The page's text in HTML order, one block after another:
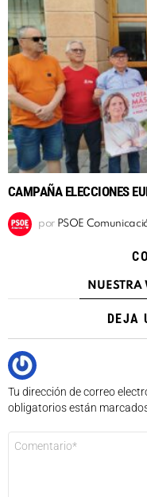
CAMPAÑA ELECCIONES
por PSOE
NUESTRA
DEJA
Tu dirección de correo
obligatorios están